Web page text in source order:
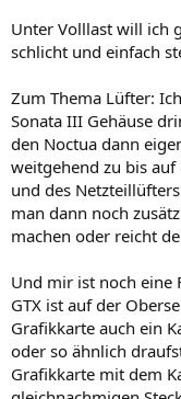
Unter Volllast will ich
schlicht und einfach
Zum Thema Lüfter:
Sonata III Gehäuse
den Noctua dann
weitgehend zu bis
und des
man dann noch
machen oder reicht
Und mir ist noch eine
GTX ist auf der
Grafikkarte auch ein
oder so ähnlich
Grafikkarte mit dem